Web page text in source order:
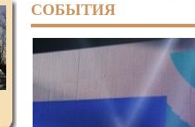
СОБЫТИЯ